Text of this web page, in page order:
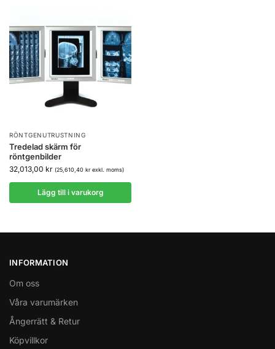
RÖNTGENUTRUSTNING
Tredelad skärm för
röntgenbilder
32,013,00 kr (25,610,40 krexkl. moms)
Lägg till i varukorg
INFORMATION
Om oss
Våra varumärken
Ångerrätt & Retur
Köpvillkor